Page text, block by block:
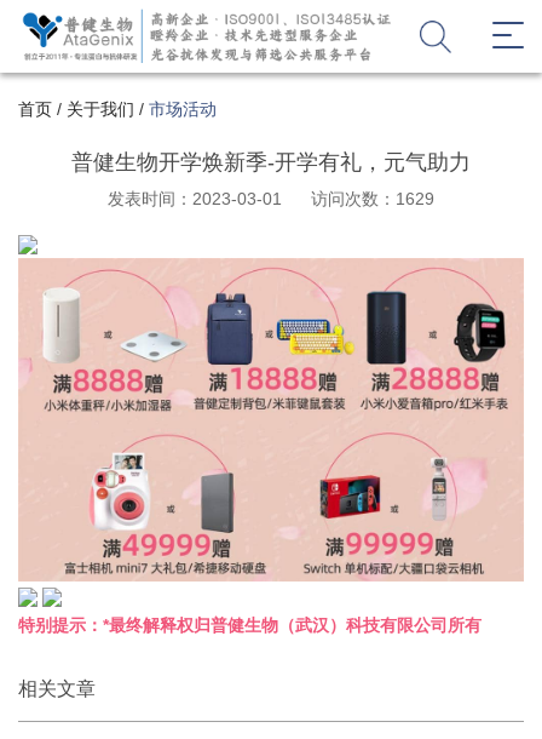
首页 / 关于我们 / 市场活动
普健生物开学焕新季-开学有礼，元气助力
发表时间：2023-03-01 访问次数：1629
特别提示：*最终解释权归普健生物（武汉）科技有限公司所有
相关文章